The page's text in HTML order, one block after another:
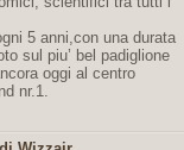
5 anni,con una durata
sul piu’ bel padiglione
oggi al centro
nr.1.